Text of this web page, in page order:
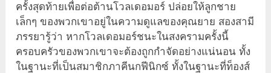
ครั้งสุดท้ายเพื่อต่อต้านโวลเดอมอร์ ปล่อยให้ลูกชาย
เล็กๆ ของพวกเขาอยู่ในความดูแลของคุณยาย สองสามี
ภรรยารู้ว่า หากโวลเดอมอร์ชนะในสงครามครั้งนี้
ครอบครัวของพวกเขาจะต้องถูกกำจัดอย่างแน่นอน ทั้ง
ในฐานะที่เป็นสมาชิกภาคีนกฟีนิกซ์ ทั้งในฐานะที่ท็องส์